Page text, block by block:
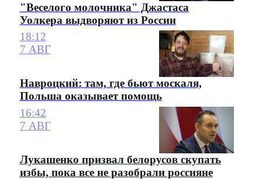
"Веселого молочника" Джастаса
Уолкера выдворяют из России
18:12
7 АВГ
Навроцкий: там, где бьют москаля,
Польша оказывает помощь
16:42
7 АВГ
Лукашенко призвал белорусов скупать
избы, пока все не разобрали россияне